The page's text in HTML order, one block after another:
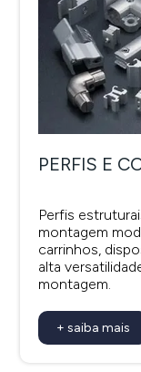
PERFIS E
Perfis
montagem
carrinhos,
alta
montagem.
+ saiba mais